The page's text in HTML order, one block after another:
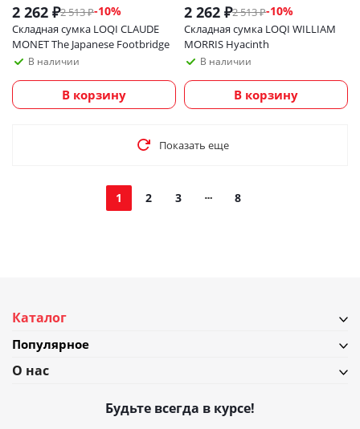
2 262 ₽2 513₽-10%
Складная сумка LOQI CLAUDE
MONET The Japanese Footbridge
В наличии
В корзину
2 262 ₽2 513₽-10%
Складная сумка LOQI WILLIAM
MORRIS Hyacinth
В наличии
В корзину
Показать еще
1 2 3 8
Каталог
Популярное
О нас
Будьте всегда в курсе!